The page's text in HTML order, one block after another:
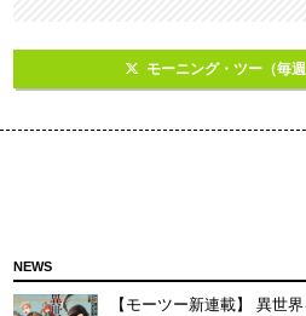
モーニング・ツー（毎
NEWS
【モーツー新連載】 異世